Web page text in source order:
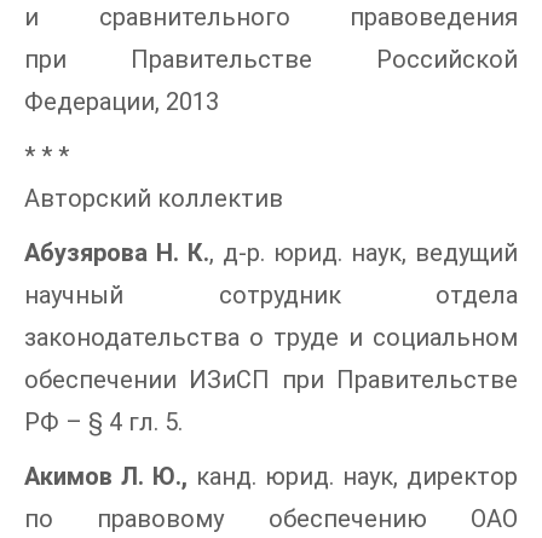
и сравнительного правоведения
при Правительстве Российской
Федерации, 2013
* * *
Авторский коллектив
Абузярова Н. К., д-р. юрид. наук, ведущий
научный сотрудник отдела
законодательства о труде и социальном
обеспечении ИЗиСП при Правительстве
РФ – § 4 гл. 5.
Акимов Л. Ю., канд. юрид. наук, директор
по правовому обеспечению ОАО